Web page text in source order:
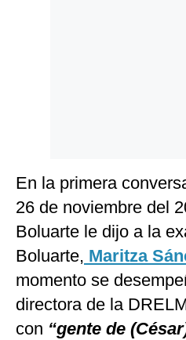
En la primera
26 de noviembre del
Boluarte le dijo a la
Boluarte, Maritza
momento se
directora de la
con “gente de